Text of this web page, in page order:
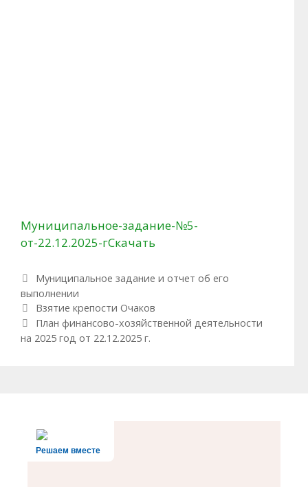
Муниципальное-задание-№5-
от-22.12.2025-гСкачать
Рубрики
Муниципальное задание и отчет об его
выполнении
Навигация по записям
Взятие крепости Очаков
План финансово-хозяйственной деятельности
на 2025 год от 22.12.2025 г.
Решаем вместе